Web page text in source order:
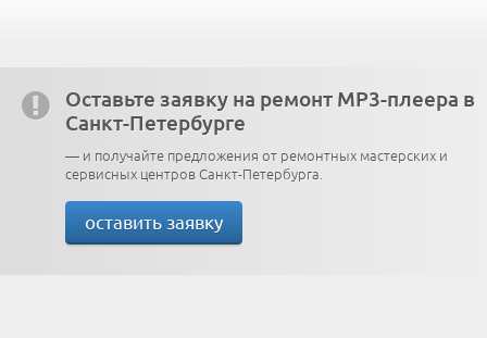
Оставьте заявку на ремонт MP3-плеера в
Санкт-Петербурге
— и получайте предложения от ремонтных мастерских и
сервисных центров Санкт-Петербурга.
оставить заявку